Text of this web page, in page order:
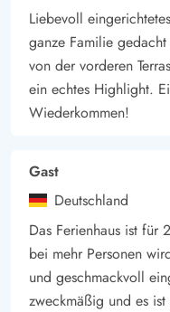
Klegod bietet viel
Heidelandschaften.
nicht weit von der
entfernt, die ebenfalls
Nähe von Klegod liegen
Wander- und Radwege
könnt ihr einkaufen, in
oder euren Hunger in
Cafés stillen. Auch die
einiges zu bieten.
Liebevoll
ganze Familie
von der vorderen
ein echtes Highlight.
Wiederkommen!
Gast
Deutschland
Das Ferienhaus ist für
bei mehr Personen
und geschmackvoll
zweckmäßig und es